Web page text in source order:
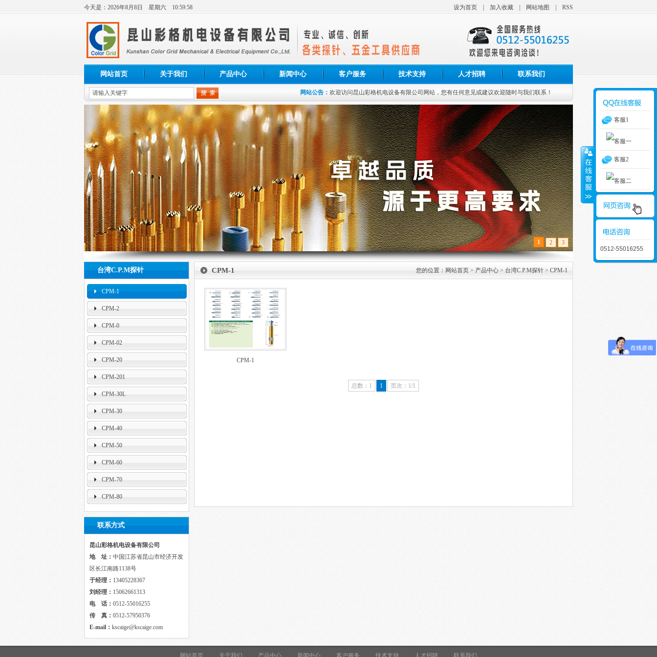
今天是： 2026年8月 8日 星期六 10:59:58 设为首页 加入收藏 网站地图 RSS
网站首页 关于我们 产品中心 新闻中心 客户服务 技术支持 人才招聘 联系我们
网站公告： 欢迎访问昆山彩格机电设备有限公司网站，您有任何意见或建议欢迎随时与我们联系！
null
1 2 3
台湾C.P.M探针
CPM-1
CPM-2
CPM-0
CPM-02
CPM-20
CPM-201
CPM-30L
CPM-30
CPM-40
CPM-50
CPM-60
CPM-70
CPM-80
联系方式
昆山彩格机电设备有限公司
地 址： 中国江苏省昆山市经济开发
区长江南路1138号
于经理： 13405228367
刘经理： 15062661313
电 话： 0512-55016255
传 真： 0512-57950376
E-mail： kscaige@kscaige.com
CPM-1 您的位置： 网站首页 > 产品中心 > 台湾C.P.M探针 > CPM-1
CPM-1
总数：1 1 页次：1/1
网站首页 关于我们 产品中心 新闻中心 客户服务 技术支持 人才招聘 联系我们
客服1
客服2
0512-55016255